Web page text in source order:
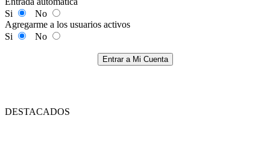
Si
No
Agregarme a los usuarios activos
Si
No
Entrar a Mi Cuenta
DESTACADOS